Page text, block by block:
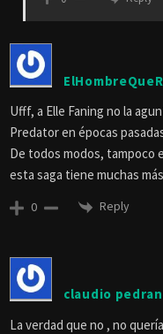
Ufff, a Elle Faning no la
Predator en épocas
De todos modos, tampoco
esta saga tiene muchas
0 Reply
claudio
La verdad que no , no